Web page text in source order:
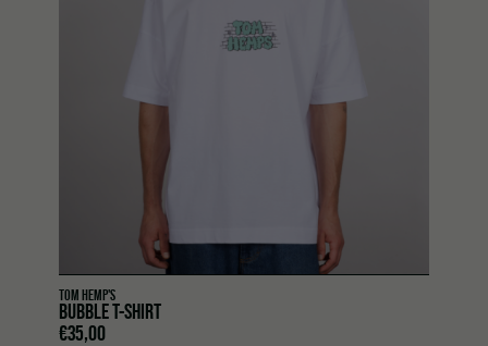
TOM HEMP'S
BUBBLE T-SHIRT
€35,00